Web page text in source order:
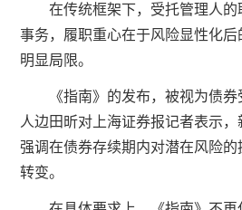
在传统框架下，受托管理人的
事务，履职重心在于风险显性化
明显局限。
《指南》的发布，被视为债券
人边田昕对上海证券报记者表示，
强调在债券存续期内对潜在风险
转变。